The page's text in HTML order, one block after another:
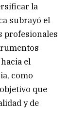
la
subrayó el
profesionales
el
como
que
y de